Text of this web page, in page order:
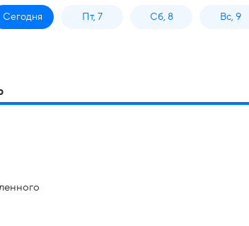
Сегодня Пт, 7 Сб, 8 Вс, 9